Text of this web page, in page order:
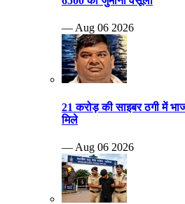
— Aug 06 2026
21 करोड़ की साइबर ठगी में
मिले
— Aug 06 2026